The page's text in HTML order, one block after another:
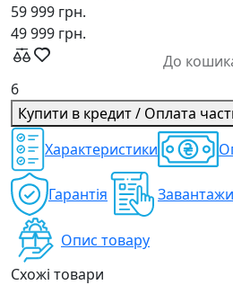
59 999 грн.
49 999 грн.
До
6
Купити в кредит / Оплата
Характеристики
Гарантія
Опис товару
Схожі товари